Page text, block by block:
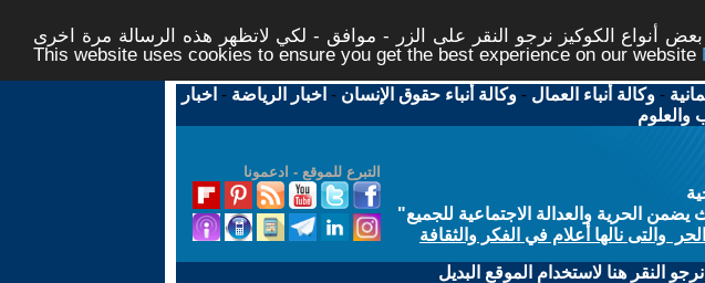
أنواع الكوكيز نرجو النقر على الزر - موافق - لكي لاتظهر هذه الرسالة مرة اخرى -
This website uses cookies to ensure you get the best experience on our website
-وكالة أنباء العمال -وكالة أنباء حقوق الإنسان - اخبار الرياضة - اخبار
والعلوم
التبرع للموقع - ادعمونا
الحرية والعدالة الاجتماعية للجميع"
والتى نالها أعلام في الفكر والثقافة
النقر هنا لاستخدام الموقع البديل